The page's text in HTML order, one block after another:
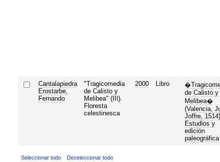
Cantalapiedra
Erostarbe,
Fernando
"Tragicomedia
de Calisto y
Melibea" (III).
Floresta
celestinesca
2000 Libro
de Calisto y
Melibea�
(Valencia,
Joffre,
Estudios y
edición
paleográfica
Seleccionar todo Deseleccionar todo